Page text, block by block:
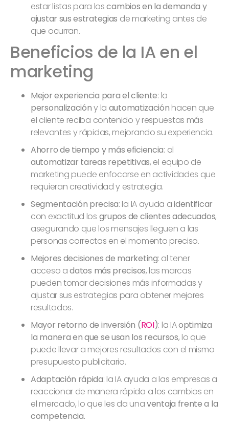
estar listas para loscambios en la demanda y
ajustar sus estrategias de marketing antes de
que ocurran.
Beneficios de la IA en el
marketing
Mejor experiencia para el cliente: la
personalizacióny la automatización hacen que
el cliente reciba contenido y respuestas más
relevantes y rápidas, mejorando su experiencia.
Ahorro de tiempo y más eficiencia: al
automatizar tareas repetitivas, el equipo de
marketing puede enfocarse en actividades que
requieran creatividad y estrategia.
Segmentación precisa: la IA ayuda aidentificar
con exactitud los grupos de clientes adecuados,
asegurando que los mensajes lleguen a las
personas correctas en el momento preciso.
Mejores decisiones de marketing: al tener
acceso adatos más precisos, las marcas
pueden tomar decisiones más informadas y
ajustar sus estrategias para obtener mejores
resultados.
Mayor retorno de inversión (ROI): la IAoptimiza
la manera en que se usan los recursos, lo que
puede llevar a mejores resultados con el mismo
presupuesto publicitario.
Adaptación rápida: la IA ayuda a las empresas a
reaccionar de manera rápida a los cambios en
el mercado, lo que les da unaventaja frente a la
competencia.